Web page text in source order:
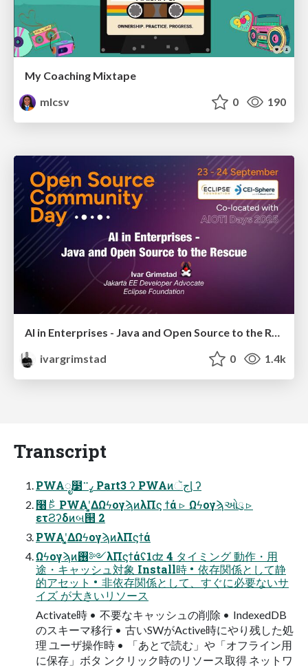
My Coaching Mixtape
mlcsv
0 190
ivargrimstad
0 1.4k
Transcript
PWAೖ໳ߨ࠲ Part3 ʔ PWAͷجૅᶅ ʔ
໨࣍ ▹ PWAʹ͓͚ΔΩϟογϡͷλΠϛ ϯά ▹ Ωϟογϡઓུ ▹
ετϨʔδͷબ୒ 2
PWAʹ͓͚ΔΩϟογϡͷλΠϛϯά
Ωϟογϡͷ࢖༻λΠϛϯάʢ1ʣ 4 タイミング 動作・用
途・キャッシュ対象 Install時 • 依存関係として静
的アセット • 非依存関係として、すぐに必要ないサ
イズ が大きいリソース
Activate時 • 不要なキャッシュの削除 • IndexedDB
のスキーマ移行 • 古いSWがActive時にやり残した処
理 ユーザ操作時 • 「あとで読む」や「オフライン用
に保存」ボタ ンクリック時のリソース取得 ネットワ